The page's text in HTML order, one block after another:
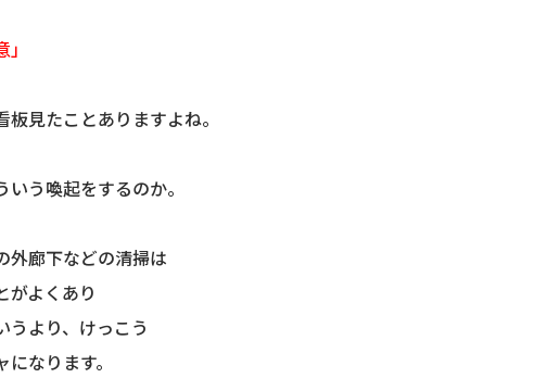
板見たことありますよね。
いう喚起をするのか。
外廊下などの清掃は
がよくあり
うより、けっこう
なります。